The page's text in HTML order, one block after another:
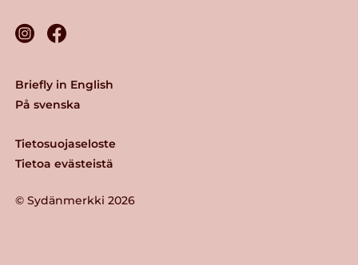
© Sydänmerkki 2026
Tietosuojaseloste
Tietoa evästeistä
Briefly in English
På svenska